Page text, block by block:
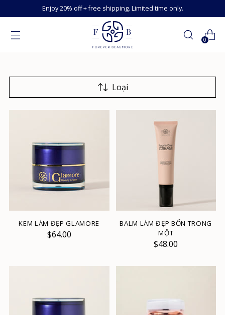
Enjoy 20% off + free shipping. Limited time only.
0
Loại
KEM LÀM ĐẸP GLAMORE
$64.00
BALM LÀM ĐẸP BỐN TRONG
MỘT
$48.00